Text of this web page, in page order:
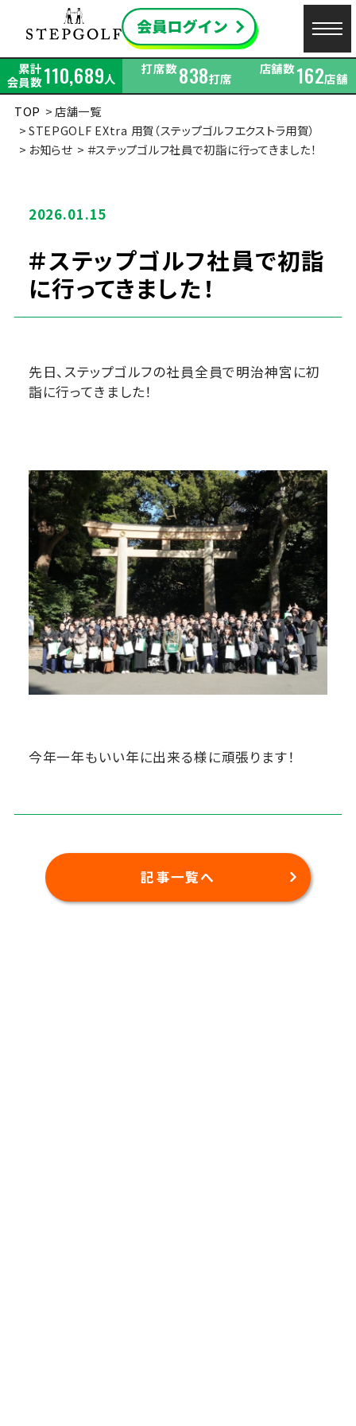
累計
会員数110,689人
打席数838打席
店舗数162店舗
TOP
店舗一覧
STEPGOLF EXtra 用賀（ステップゴルフエクストラ用賀）
お知らせ
＃ステップゴルフ社員で初詣に行ってきました！
2026.01.15
＃ステップゴルフ社員で初詣
に行ってきました！
先日、ステップゴルフの社員全員で明治神宮に初
詣に行ってきました！
今年一年もいい年に出来る様に頑張ります！
記事一覧へ